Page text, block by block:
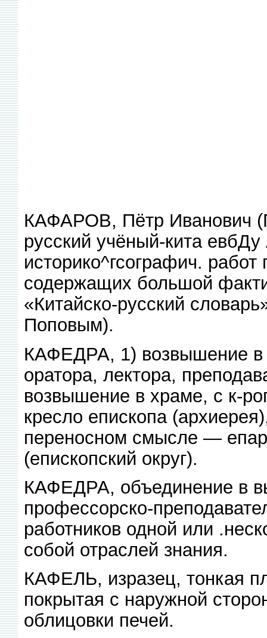
КАФАРОВ, Пётр Иванович
русский учёный-кита
историко^гсографич.
содержащих большой
«Китайско-русский
Поповым).
КАФЕДРА, 1) возвышение в
оратора, лектора,
возвышение в храме, с к-
кресло епископа
переносном смысле —
(епископский округ).
КАФЕДРА, объединение в
профессорско-
работников одной или
собой отраслей знания.
КАФЕЛЬ, изразец, тонкая
покрытая с наружной
облицовки печей.